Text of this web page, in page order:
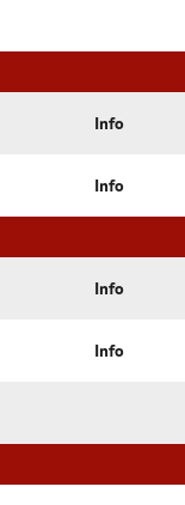
Info
Info
Info
Info